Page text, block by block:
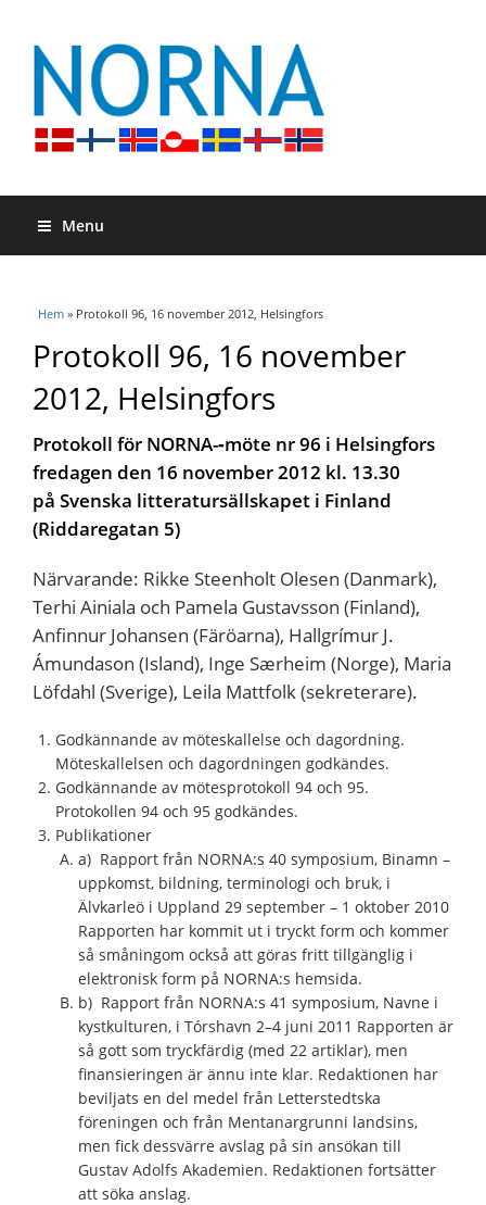
Menu
Du är här
Hem » Protokoll 96, 16 november 2012, Helsingfors
Protokoll 96, 16 november
2012, Helsingfors
Protokoll för NORNA-­‐möte nr 96 i Helsingfors
fredagen den 16 november 2012 kl. 13.30
på Svenska litteratursällskapet i Finland
(Riddaregatan 5)
Närvarande: Rikke Steenholt Olesen (Danmark),
Terhi Ainiala och Pamela Gustavsson (Finland),
Anfinnur Johansen (Färöarna), Hallgrímur J.
Ámundason (Island), Inge Særheim (Norge), Maria
Löfdahl (Sverige), Leila Mattfolk (sekreterare).
Godkännande av möteskallelse och dagordning.
Möteskallelsen och dagordningen godkändes.
Godkännande av mötesprotokoll 94 och 95.
Protokollen 94 och 95 godkändes.
Publikationer
a) Rapport från NORNA:s 40 symposium, Binamn –
uppkomst, bildning, terminologi och bruk, i
Älvkarleö i Uppland 29 september – 1 oktober 2010
Rapporten har kommit ut i tryckt form och kommer
så småningom också att göras fritt tillgänglig i
elektronisk form på NORNA:s hemsida.
b) Rapport från NORNA:s 41 symposium, Navne i
kystkulturen, i Tórshavn 2–4 juni 2011 Rapporten är
så gott som tryckfärdig (med 22 artiklar), men
finansieringen är ännu inte klar. Redaktionen har
beviljats en del medel från Letterstedtska
föreningen och från Mentanargrunni landsins,
men fick dessvärre avslag på sin ansökan till
Gustav Adolfs Akademien. Redaktionen fortsätter
att söka anslag.